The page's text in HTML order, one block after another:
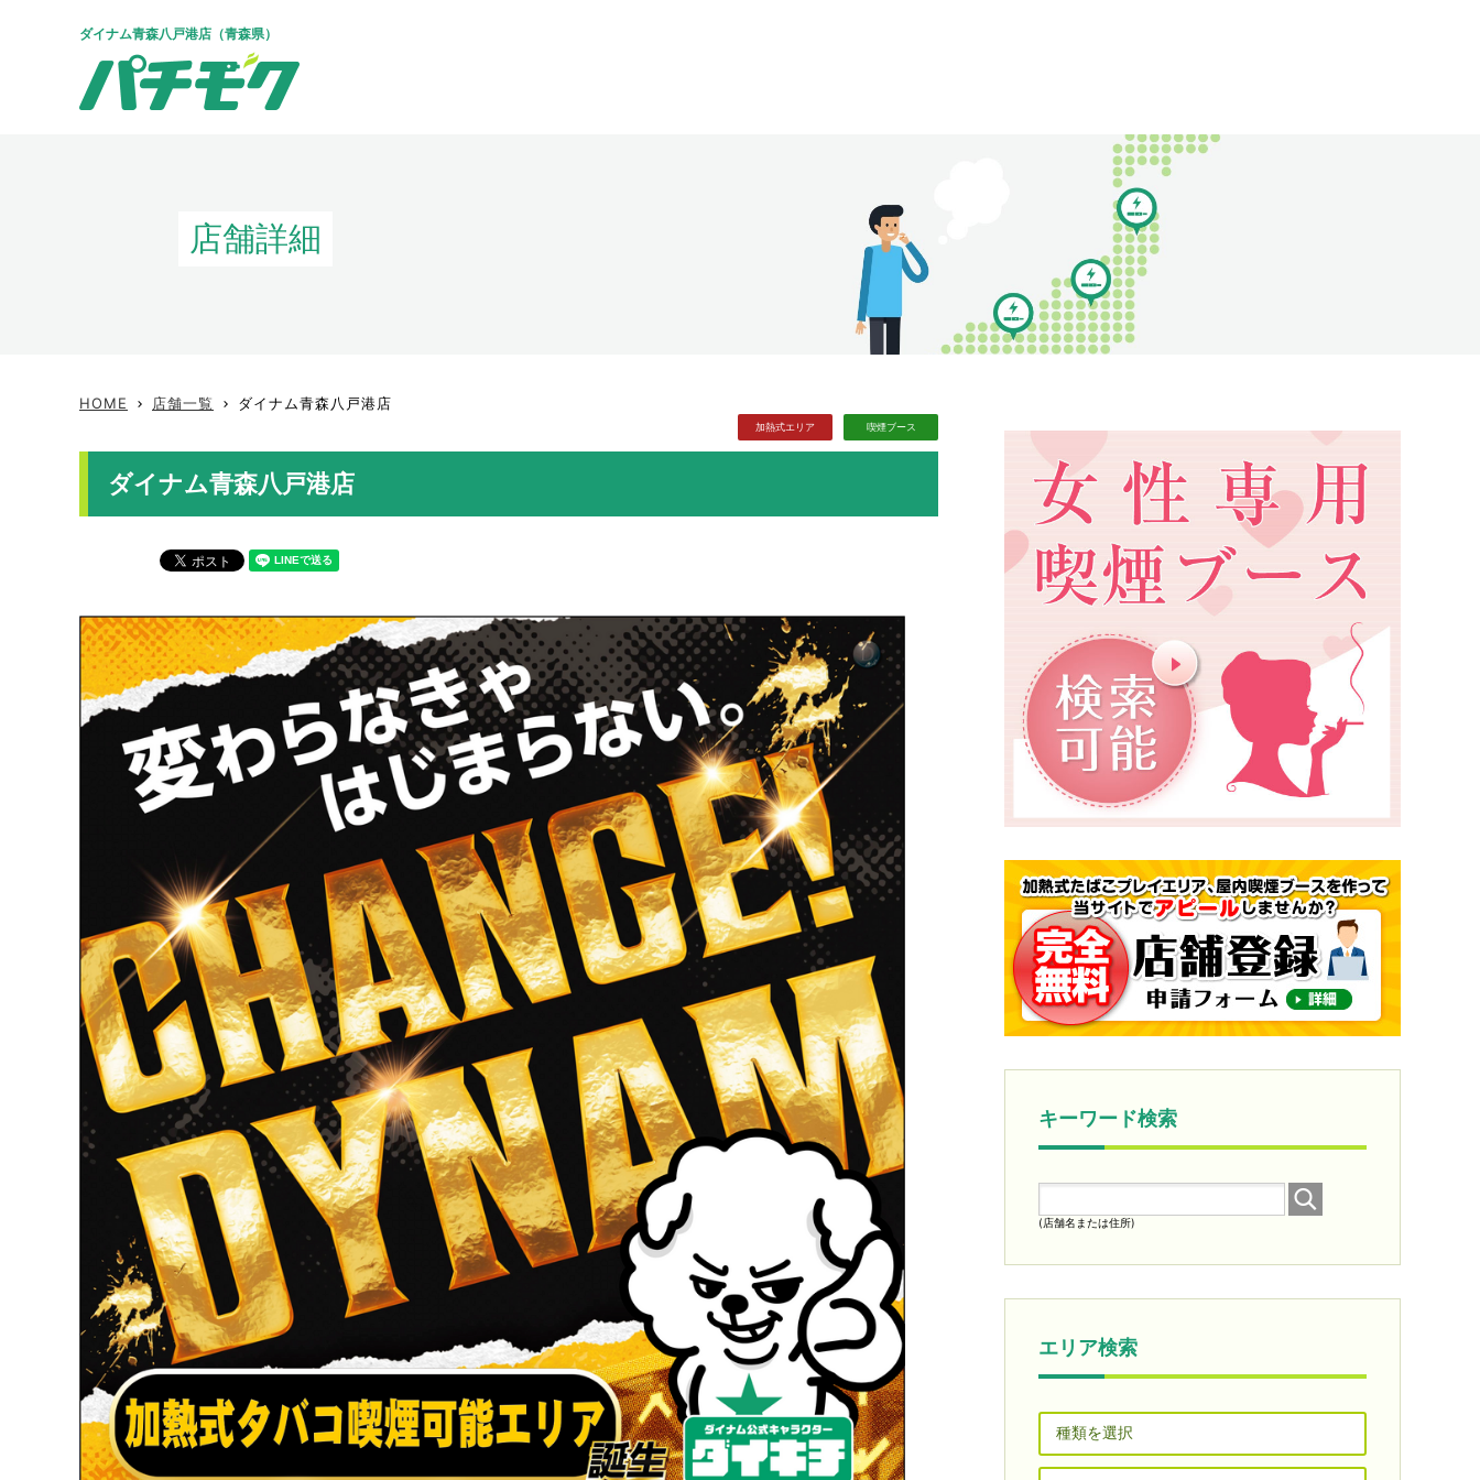
ダイナム青森八戸港店（青森県）
店舗詳細
HOME keyboard_arrow_right 店舗一覧 keyboard_arrow_right ダイナム青森八戸港店
加熱式エリア 喫煙ブース
ダイナム青森八戸港店
キーワード検索
(店舗名または住所)
エリア検索